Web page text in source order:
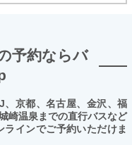
予約ならバ
京都、名古屋、金沢、福
崎温泉までの直行バスなど
インでご予約いただけま